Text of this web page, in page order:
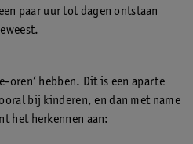
paar uur tot dagen ontstaan
oren’ hebben. Dit is een aparte
bij kinderen, en dan met name
het herkennen aan: